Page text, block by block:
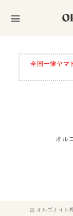
全国一律ヤ
オル
オルゴナイト